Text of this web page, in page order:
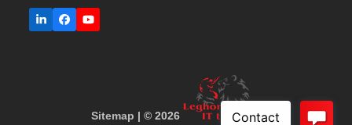
LinkedInFacebookYouTube
Sitemap | © 2026